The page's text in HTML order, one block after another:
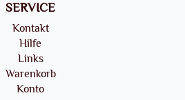
SERVICE
Kontakt
Hilfe
Links
Warenkorb
Konto